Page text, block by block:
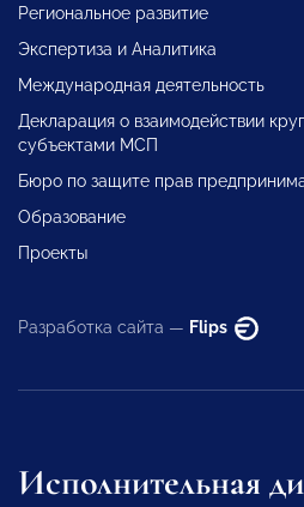
Региональное развитие
Экспертиза и Аналитика
Международная деятельность
Декларация о взаимодействии
субъектами МСП
Бюро по защите прав
Образование
Проекты
Разработка сайта — Flips
Исполнительная